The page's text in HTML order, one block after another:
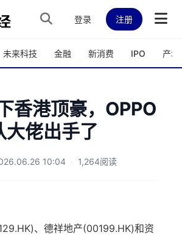
登录 注册
未来科技 金融 新消费 IPO 产城
香港顶豪，OPPO
大佬出手了
10:04 · 1,264阅读
、德祥地产(00199.HK)和资